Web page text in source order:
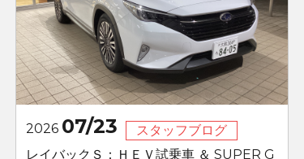
2026 07/23
スタッフブログ
レイバックＳ：ＨＥＶ試乗車 ＆ SUPER G